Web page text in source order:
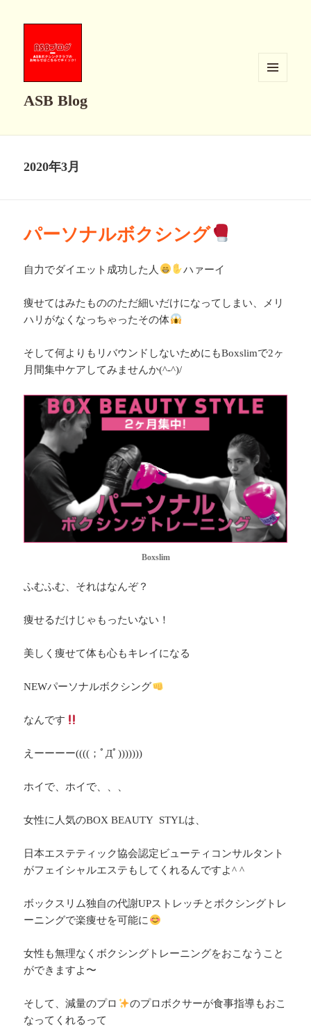
ASB Blog
2020年3月
パーソナルボクシング
自力でダイエット成功した人 ハァーイ
痩せてはみたもののただ細いだけになってしまい、メリ
ハリがなくなっちゃったその体
そして何よりもリバウンドしないためにもBoxslimで2ヶ
月間集中ケアしてみませんか(^-^)/
Boxslim
ふむふむ、それはなんぞ？
痩せるだけじゃもったいない！
美しく痩せて体も心もキレイになる
NEWパーソナルボクシング
なんです
えーーーー((((；ﾟДﾟ)))))))
ホイで、ホイで、、、
女性に人気のBOX BEAUTY STYLは、
日本エステティック協会認定ビューティコンサルタント
がフェイシャルエステもしてくれるんですよ^ ^
ボックスリム独自の代謝UPストレッチとボクシングトレ
ーニングで楽痩せを可能に
女性も無理なくボクシングトレーニングをおこなうこと
ができますよ〜
そして、減量のプロ
のプロボクサーが食事指導もおこ
なってくれるって